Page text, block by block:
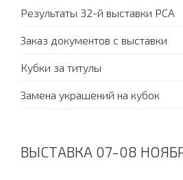
Результаты 32-й выставки PCA
Заказ документов с выставки
Кубки за титулы
Замена украшений на кубок
ВЫСТАВКА 07-08